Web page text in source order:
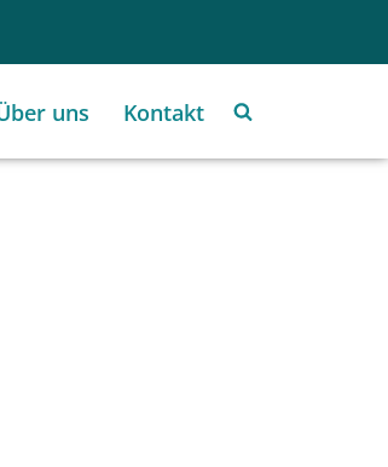
uns Kontakt